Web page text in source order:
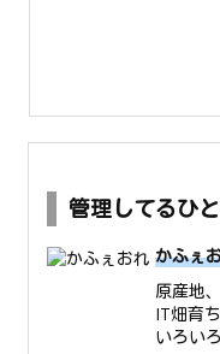
管理してるひ
かふぇ
原産地
IT畑育
いろい